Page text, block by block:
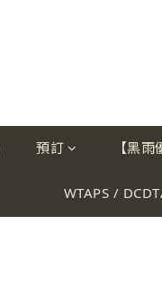
預訂 【黑
WTAPS /